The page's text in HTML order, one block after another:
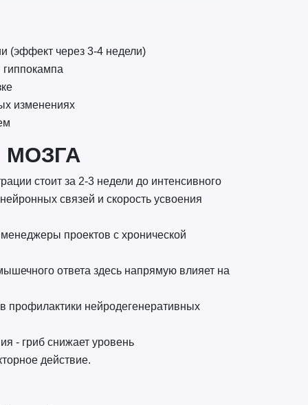
(эффект через 3-4 недели)
изменениях
стоит за 2-3 недели до интенсивного
связей и скорость усвоения
проектов с хронической
ответа здесь напрямую влияет на
профилактики нейродегенеративных
- гриб снижает уровень
действие.